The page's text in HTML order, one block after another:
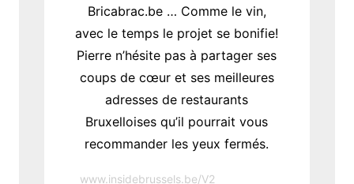
Bricabrac.be … Comme le vin,
avec le temps le projet se bonifie!
Pierre n’hésite pas à partager ses
coups de cœur et ses meilleures
adresses de restaurants
Bruxelloises qu’il pourrait vous
recommander les yeux fermés.
www.insidebrussels.be/V2